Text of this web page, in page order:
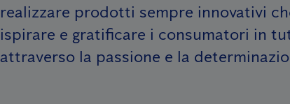
realizzare prodotti sempre innovativi
ispirare e gratificare i consumatori in
attraverso la passione e la